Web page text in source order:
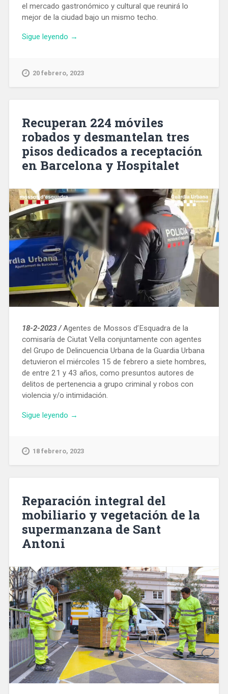
el mercado gastronómico y cultural que reunirá lo
mejor de la ciudad bajo un mismo techo.
Sigue leyendo «Maremagnum
millones
llegada
de
Time
Out
Market
→
20 febrero, 2023
Recuperan 224 móviles
robados y desmantelan tres
pisos dedicados a receptación
en Barcelona y Hospitalet
18-2-2023 / Agentes de Mossos d’Esquadra de la
comisaría de Ciutat Vella conjuntamente con agentes
del Grupo de Delincuencia Urbana de la Guardia Urbana
detuvieron el miércoles 15 de febrero a siete hombres,
de entre 21 y 43 años, como presuntos autores de
delitos de pertenencia a grupo criminal y robos con
violencia y/o intimidación.
Sigue leyendo «Recuperan
robados
dedicados
a
receptación
Hospitalet»
→
18 febrero, 2023
Reparación integral del
mobiliario y vegetación de la
supermanzana de Sant
Antoni